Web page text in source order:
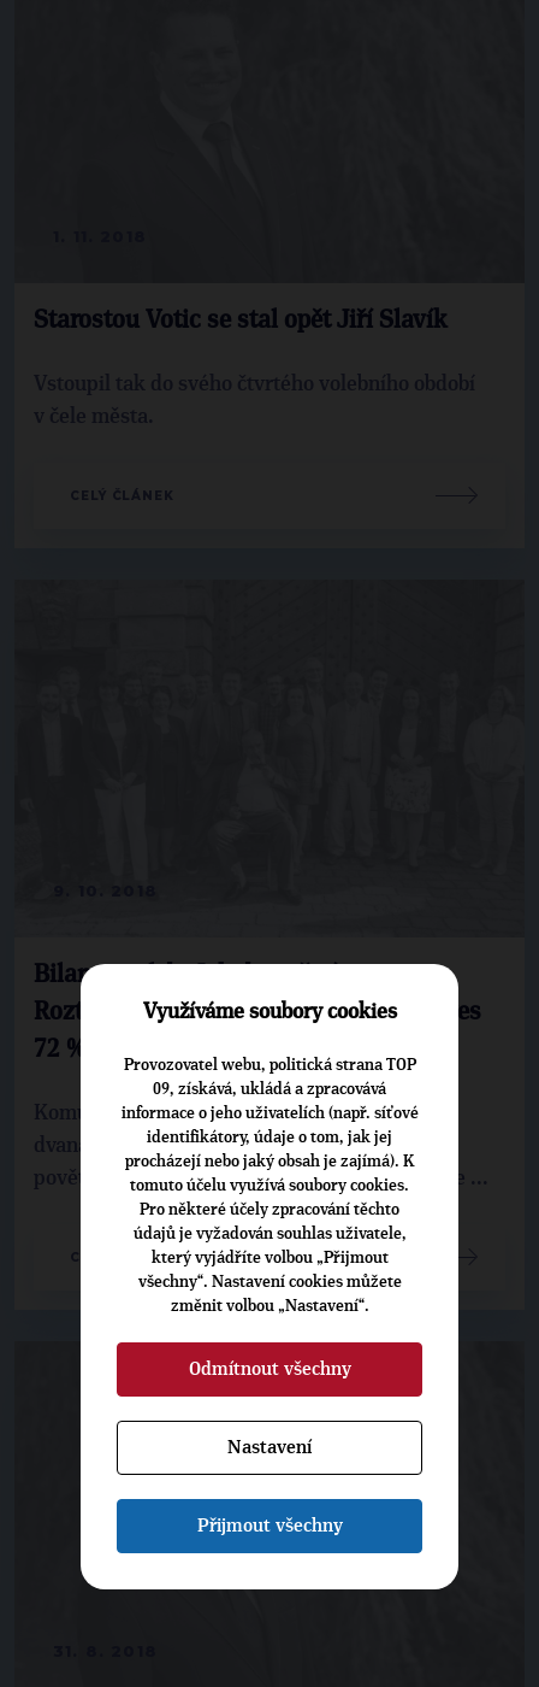
Starostou Votic se stal opět Jiří Slavík
Vstoupil tak do svého čtvrtého volebního období
v čele města.
CELÝ ČLÁNEK
Bilance voleb. Jakob potřetí starostou
Roztok, úspěch Švendy v Příbrami a přes
72 % pro Czernina v Dymokurech.
Komunální volby přinesly středočeské TOP 09
dvanáctero vítězství, ve větších městech pak
povětšinou obsazení druhé příčky. Výsledky se ...
CELÝ ČLÁNEK
Využíváme soubory cookies
Provozovatel webu, politická strana TOP
09, získává, ukládá a zpracovává
informace o jeho uživatelích (např. síťové
identifikátory, údaje o tom, jak jej
procházejí nebo jaký obsah je zajímá). K
tomuto účelu využívá soubory cookies.
Pro některé účely zpracování těchto
údajů je vyžadován souhlas uživatele,
který vyjádříte volbou „Přijmout
všechny“. Nastavení cookies můžete
změnit volbou „Nastavení“.
Odmítnout všechny
Nastavení
Přijmout všechny